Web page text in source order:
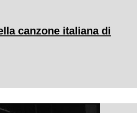
canzone italiana di